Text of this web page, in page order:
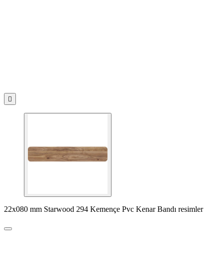

22x080 mm Starwood 294 Kemençe Pvc Kenar Bandı resimler